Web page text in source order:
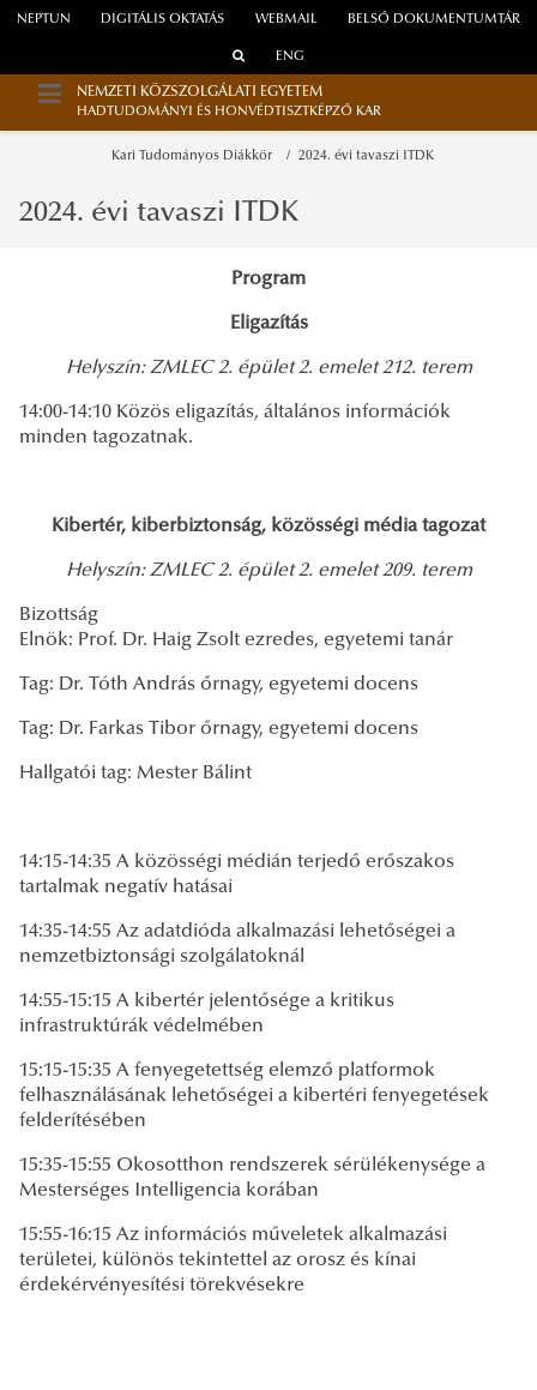
WEBMAIL
NEPTUN DIGITÁLIS OKTATÁS BELSŐ DOKUMENTUMTÁR
ENG
NEMZETI KÖZSZOLGÁLATI EGYETEM
HADTUDOMÁNYI ÉS HONVÉDTISZTKÉPZŐ KAR
Kari Tudományos Diákkör 2024. évi tavaszi ITDK
2024. évi tavaszi ITDK
Program
Eligazítás
Helyszín: ZMLEC 2. épület 2. emelet 212. terem
14:00-14:10 Közös eligazítás, általános információk
minden tagozatnak.
Kibertér, kiberbiztonság, közösségi média tagozat
Helyszín: ZMLEC 2. épület 2. emelet 209. terem
Bizottság
Elnök: Prof. Dr. Haig Zsolt ezredes, egyetemi tanár
Tag: Dr. Tóth András őrnagy, egyetemi docens
Tag: Dr. Farkas Tibor őrnagy, egyetemi docens
Hallgatói tag: Mester Bálint
14:15-14:35 A közösségi médián terjedő erőszakos
tartalmak negatív hatásai
14:35-14:55 Az adatdióda alkalmazási lehetőségei a
nemzetbiztonsági szolgálatoknál
14:55-15:15 A kibertér jelentősége a kritikus
infrastruktúrák védelmében
15:15-15:35 A fenyegetettség elemző platformok
felhasználásának lehetőségei a kibertéri fenyegetések
felderítésében
15:35-15:55 Okosotthon rendszerek sérülékenysége a
Mesterséges Intelligencia korában
15:55-16:15 Az információs műveletek alkalmazási
területei, különös tekintettel az orosz és kínai
érdekérvényesítési törekvésekre